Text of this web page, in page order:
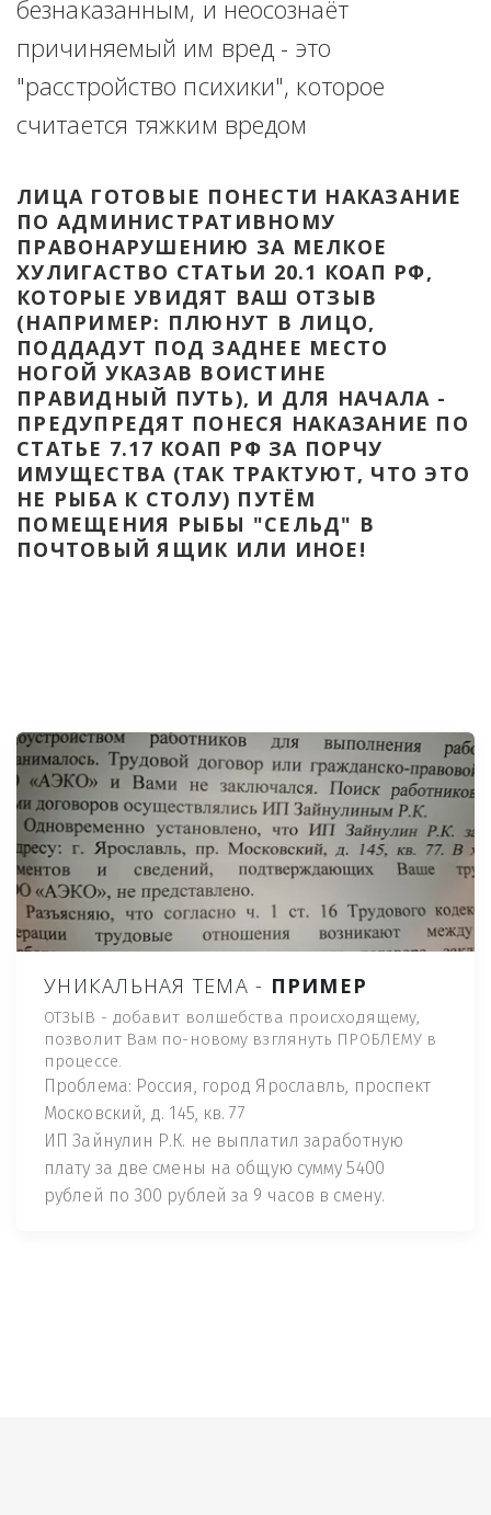
безнаказанным, и неосознаёт
причиняемый им вред - это
"расстройство психики", которое
считается тяжким вредом
ЛИЦА ГОТОВЫЕ ПОНЕСТИ НАКАЗАНИЕ
ПО АДМИНИСТРАТИВНОМУ
ПРАВОНАРУШЕНИЮ ЗА МЕЛКОЕ
ХУЛИГАСТВО СТАТЬИ 20.1 КОАП РФ,
КОТОРЫЕ УВИДЯТ ВАШ ОТЗЫВ
(НАПРИМЕР: ПЛЮНУТ В ЛИЦО,
ПОДДАДУТ ПОД ЗАДНЕЕ МЕСТО
НОГОЙ УКАЗАВ ВОИСТИНЕ
ПРАВИДНЫЙ ПУТЬ), И ДЛЯ НАЧАЛА -
ПРЕДУПРЕДЯТ ПОНЕСЯ НАКАЗАНИЕ ПО
СТАТЬЕ 7.17 КОАП РФ ЗА ПОРЧУ
ИМУЩЕСТВА (ТАК ТРАКТУЮТ, ЧТО ЭТО
НЕ РЫБА К СТОЛУ) ПУТЁМ
ПОМЕЩЕНИЯ РЫБЫ "СЕЛЬД" В
ПОЧТОВЫЙ ЯЩИК ИЛИ ИНОЕ!
УНИКАЛЬНАЯ ТЕМА - ПРИМЕР
ОТЗЫВ - добавит волшебства происходящему,
позволит Вам по-новому взглянуть ПРОБЛЕМУ в
процессе.
Проблема: Россия, город Ярославль, проспект
Московский, д. 145, кв. 77
ИП Зайнулин Р.К. не выплатил заработную
плату за две смены на общую сумму 5400
рублей по 300 рублей за 9 часов в смену.